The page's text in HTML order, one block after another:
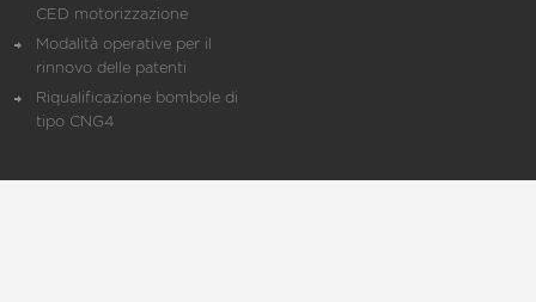
CED motorizzazione
Modalità operative per il
rinnovo delle patenti
Riqualificazione bombole di
tipo CNG4